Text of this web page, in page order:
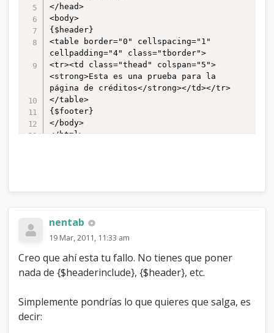
</head>
<body>
{$header}
<table border="0" cellspacing="1"
cellpadding="4" class="tborder">
<tr><td class="thead" colspan="5">
<strong>Esta es una prueba para la
página de créditos</strong></td></tr>
</table>
{$footer}
</body>
</html>
nentab
19 Mar, 2011, 11:33 am
Creo que ahí esta tu fallo. No tienes que poner
nada de {$headerinclude}, {$header}, etc.
Simplemente pondrías lo que quieres que salga, es
decir: